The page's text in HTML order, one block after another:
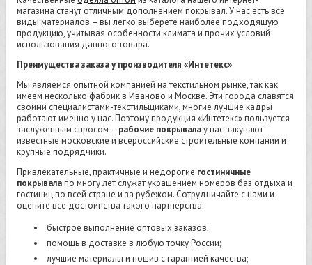
магазина станут отличным дополнением покрывал. У нас есть все
виды материалов – вы легко выберете наиболее подходящую
продукцию, учитывая особенности климата и прочих условий
использования данного товара.
Преимущества заказа у производителя «Интетекс»
Мы являемся опытной компанией на текстильном рынке, так как
имеем несколько фабрик в Иваново и Москве. Эти города славятся
своими специалистами-текстильщиками, многие лучшие кадры
работают именно у нас. Поэтому продукция «Интетекс» пользуется
заслуженным спросом – рабочие покрывалау нас закупают
известные московские и всероссийские строительные компании и
крупные подрядчики.
Привлекательные, практичные и недорогие гостиничные
покрывалапо многу лет служат украшением номеров баз отдыха и
гостиниц по всей стране и за рубежом. Сотрудничайте с нами и
оцените все достоинства такого партнерства:
быстрое выполнение оптовых заказов;
помощь в доставке в любую точку России;
лучшие материалы и пошив с гарантией качества;